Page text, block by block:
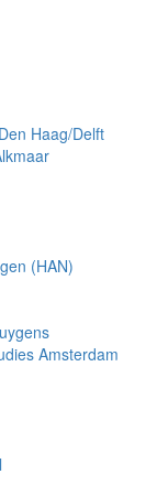
Haag/Delft
(HAN)
Amsterdam